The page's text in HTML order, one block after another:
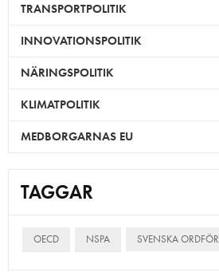
TRANSPORTPOLITIK
INNOVATIONSPOLITIK
NÄRINGSPOLITIK
KLIMATPOLITIK
MEDBORGARNAS EU
TAGGAR
OECD NSPA SVENSKA